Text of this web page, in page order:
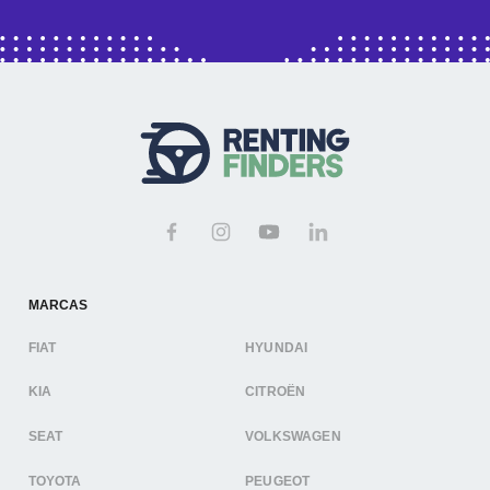
MARCAS
FIAT HYUNDAI
KIA CITROËN
SEAT VOLKSWAGEN
TOYOTA PEUGEOT